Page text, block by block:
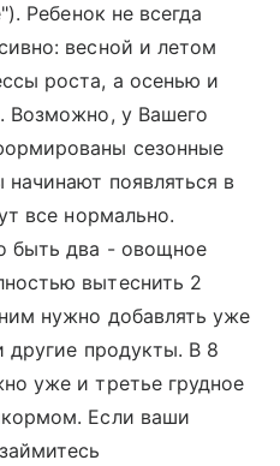
Ребенок не всегда
весной и летом
роста, а осенью и
Возможно, у Вашего
сезонные
появляться в
все нормально.
быть два - овощное
вытеснить 2
нужно добавлять уже
продукты. В 8
уже и третье грудное
Если ваши